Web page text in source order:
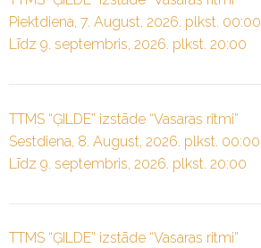
Piektdiena, 7. August, 2026. plkst. 00:00
Līdz 9. septembris, 2026. plkst. 20:00
TTMS “ĢILDE” izstāde “Vasaras ritmi”
Sestdiena, 8. August, 2026. plkst. 00:00
Līdz 9. septembris, 2026. plkst. 20:00
TTMS “ĢILDE” izstāde “Vasaras ritmi”